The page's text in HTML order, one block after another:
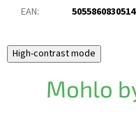
EAN: 5055860830514
High-contrast mode
Mohlo